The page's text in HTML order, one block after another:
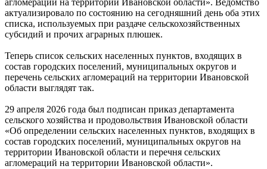
агломераций на территории Ивановской области». Ведомство
актуализировало по состоянию на сегодняшний день оба этих
списка, используемых при раздаче сельскохозяйственных
субсидий и прочих аграрных плюшек.
Теперь список сельских населенных пунктов, входящих в
состав городских поселений, муниципальных округов и
перечень сельских агломераций на территории Ивановской
области выглядят так.
29 апреля 2026 года был подписан приказ департамента
сельского хозяйства и продовольствия Ивановской области
«Об определении сельских населенных пунктов, входящих в
состав городских поселений, муниципальных округов на
территории Ивановской области и перечня сельских
агломераций на территории Ивановской области».